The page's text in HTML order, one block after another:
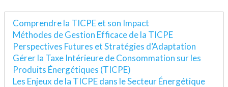
Comprendre la TICPE et son Impact
Méthodes de Gestion Efficace de la TICPE
Perspectives Futures et Stratégies d’Adaptation
Gérer la Taxe Intérieure de Consommation sur les
Produits Énergétiques (TICPE)
Les Enjeux de la TICPE dans le Secteur Énergétique